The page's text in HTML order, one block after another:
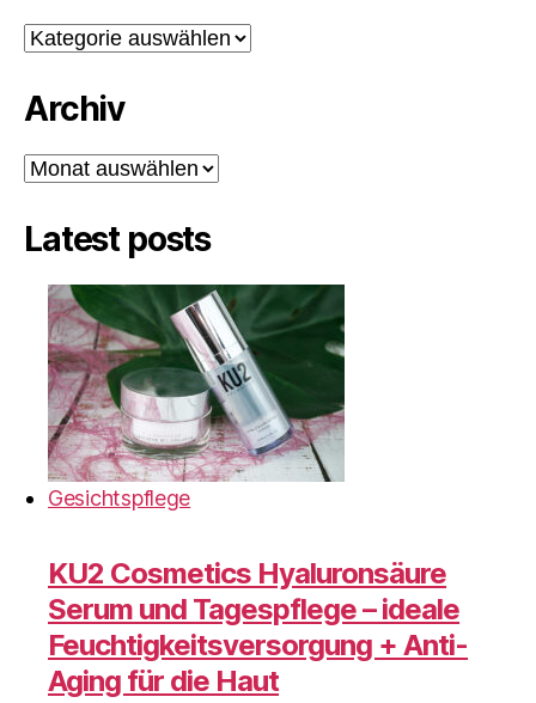
Kategorien
Archiv
Archiv
Latest posts
Gesichtspflege
KU2 Cosmetics Hyaluronsäure
Serum und Tagespflege – ideale
Feuchtigkeitsversorgung + Anti-
Aging für die Haut